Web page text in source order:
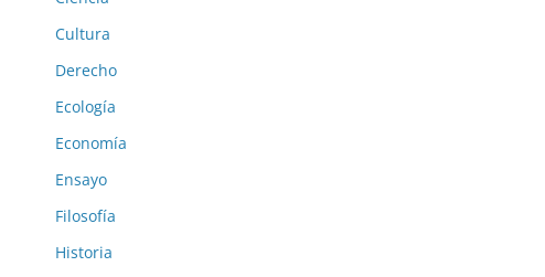
Cultura
Derecho
Ecología
Economía
Ensayo
Filosofía
Historia